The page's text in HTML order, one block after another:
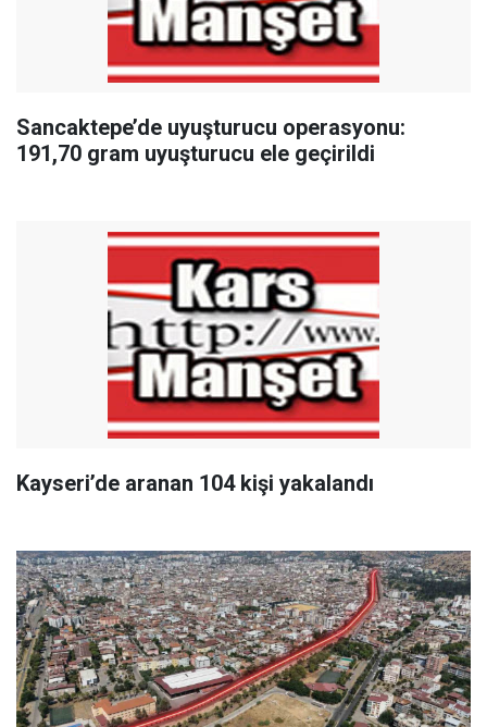
Sancaktepe’de uyuşturucu operasyonu:
191,70 gram uyuşturucu ele geçirildi
Kayseri’de aranan 104 kişi yakalandı